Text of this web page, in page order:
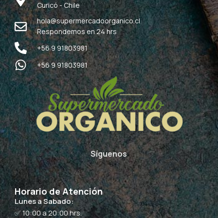
Curicó - Chile
hola@supermercadoorganico.cl
Respondemos en 24 hrs
+56 9 91803981
+56 9 91803981
Síguenos
Horario de Atención
Lunes a Sabado:
✅ 10:00 a 20:00 hrs.